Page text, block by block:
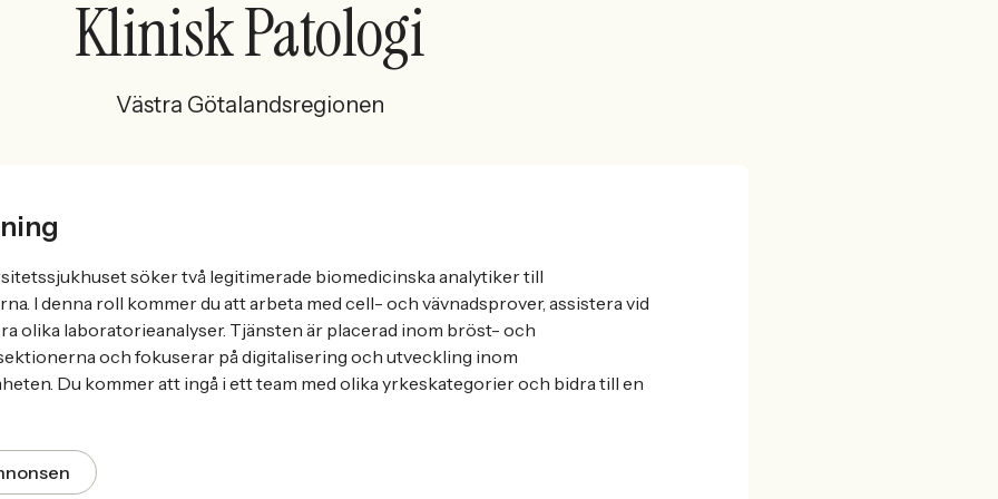
Klinisk Patologi
Västra Götalandsregionen
söker två legitimerade biomedicinska analytiker till
I denna roll kommer du att arbeta med cell- och vävnadsprover, assistera vid
olika laboratorieanalyser. Tjänsten är placerad inom bröst- och
och fokuserar på digitalisering och utveckling inom
Du kommer att ingå i ett team med olika yrkeskategorier och bidra till en